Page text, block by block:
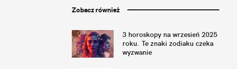
Zobacz również
3 horoskopy na wrzesień 2025
roku. Te znaki zodiaku czeka
wyzwanie